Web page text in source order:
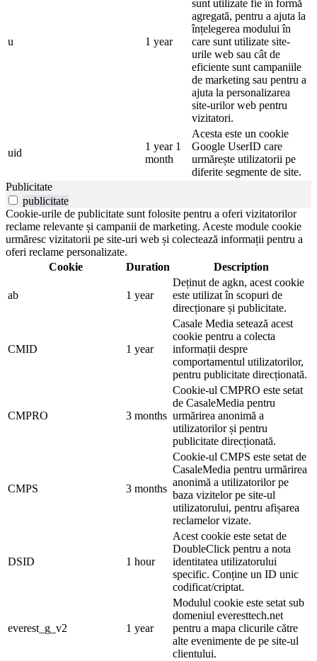
u 1 year
sunt utilizate fie în formă
agregată, pentru a ajuta la
înțelegerea modului în
care sunt utilizate site-
urile web sau cât de
eficiente sunt campaniile
de marketing sau pentru a
ajuta la personalizarea
site-urilor web pentru
vizitatori.
uid
1 year 1
month
Acesta este un cookie
Google UserID care
urmărește utilizatorii pe
diferite segmente de site.
Publicitate
publicitate
Cookie-urile de publicitate sunt folosite pentru a oferi vizitatorilor
reclame relevante și campanii de marketing. Aceste module cookie
urmăresc vizitatorii pe site-uri web și colectează informații pentru a
oferi reclame personalizate.
Cookie
Duration Description
ab 1 year
Deținut de agkn, acest cookie
este utilizat în scopuri de
direcționare și publicitate.
CMID 1 year
Casale Media setează acest
cookie pentru a colecta
informații despre
comportamentul utilizatorilor,
pentru publicitate direcționată.
CMPRO 3 months
Cookie-ul CMPRO este setat
de CasaleMedia pentru
urmărirea anonimă a
utilizatorilor și pentru
publicitate direcționată.
CMPS 3 months
Cookie-ul CMPS este setat de
CasaleMedia pentru urmărirea
anonimă a utilizatorilor pe
baza vizitelor pe site-ul
utilizatorului, pentru afișarea
reclamelor vizate.
DSID 1 hour
Acest cookie este setat de
DoubleClick pentru a nota
identitatea utilizatorului
specific. Conține un ID unic
codificat/criptat.
everest_g_v2 1 year
Modulul cookie este setat sub
domeniul everesttech.net
pentru a mapa clicurile către
alte evenimente de pe site-ul
clientului.